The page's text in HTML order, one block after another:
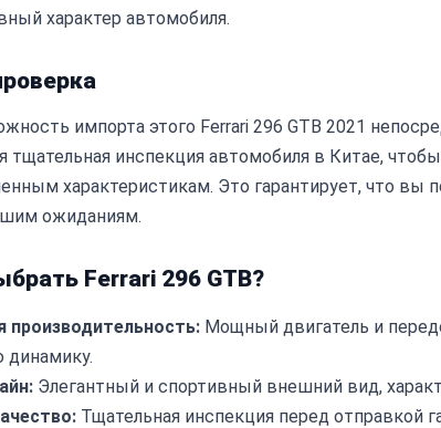
характер автомобиля.
импорта этого Ferrari 296 GTB 2021
тщательная инспекция автомобиля в Китае,
характеристикам. Это гарантирует, что вы
ожиданиям.
Ferrari 296 GTB?
производительность: Мощный двигатель и
Элегантный и спортивный внешний вид,
Тщательная инспекция перед отправкой